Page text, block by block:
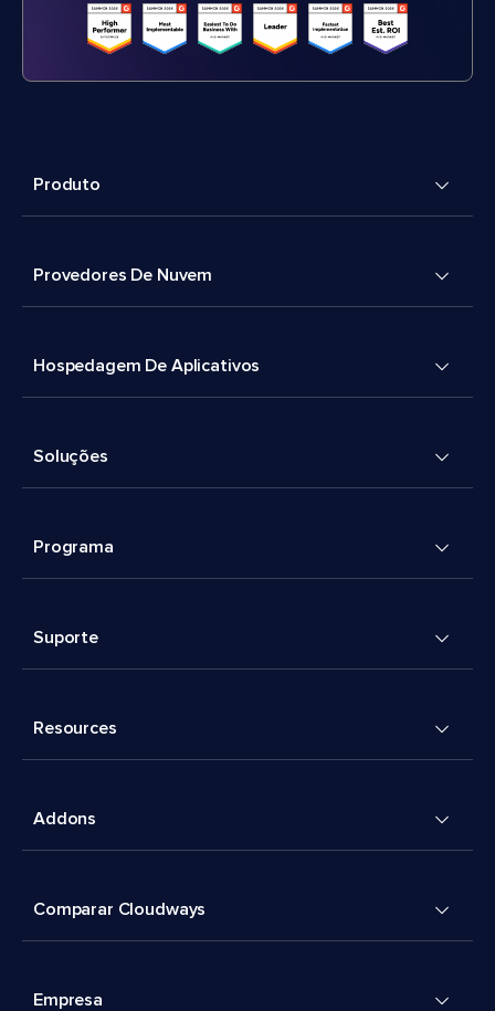
Produto
Provedores De Nuvem
Hospedagem De Aplicativos
Soluções
Programa
Suporte
Resources
Addons
Comparar Cloudways
Empresa